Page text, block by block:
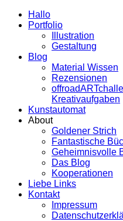
Hallo
Portfolio
Illustration
Gestaltung
Blog
Material Wissen
Rezensionen
Kreativaufgaben
Kunstautomat
About
Goldener Strich
Fantastische
Geheimnisvolle
Das Blog
Kooperationen
Liebe Links
Kontakt
Impressum